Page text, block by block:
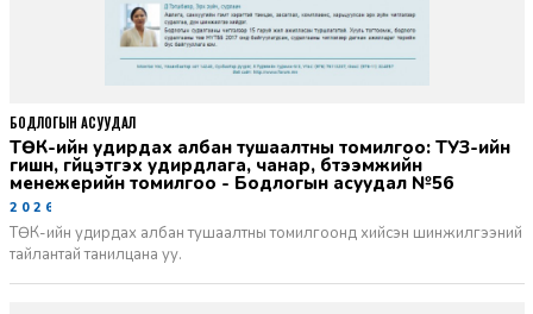
ТӨК-ийн удирдах албан тушаалтны томилгоо: ТУЗ-ийн
гишүүн, гүйцэтгэх удирдлага, чанар, бүтээмжийн
менежерийн томилгоо - Бодлогын асуудал №56
2026-06-02
ТӨК-ийн удирдах албан тушаалтны томилгоонд хийсэн шинжилгээний
тайлантай танилцана уу.
БОДЛОГЫН АСУУДАЛ